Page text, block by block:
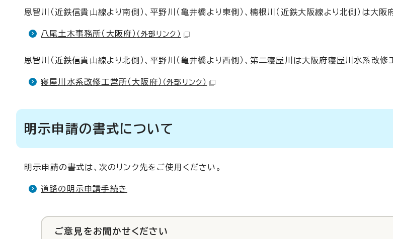
恩智川（近鉄信貴山線より南側）、平野川（亀井橋より東側）、楠根川（近鉄大阪線より北側）は大阪
八尾土木事務所（大阪府） （外部リンク）
恩智川（近鉄信貴山線より北側）、平野川（亀井橋より西側）、第二寝屋川は大阪府寝屋川水系改修
寝屋川水系改修工営所（大阪府） （外部リンク）
明示申請の書式について
明示申請の書式は、次のリンク先をご使用ください。
道路の明示申請手続き
ご意見をお聞かせください